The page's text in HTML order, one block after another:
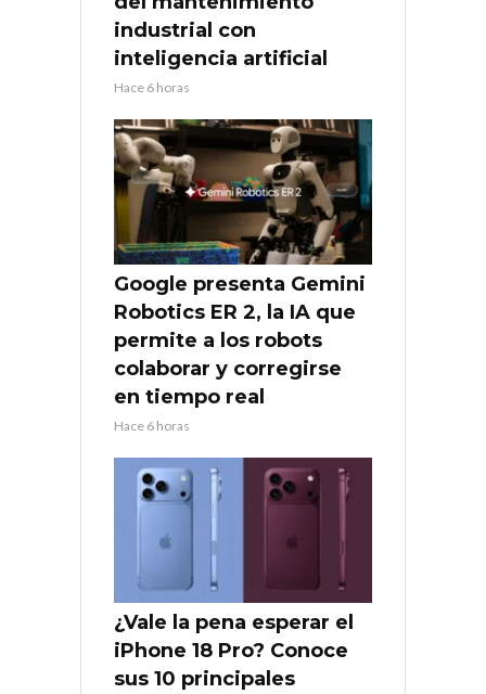
industrial con
inteligencia artificial
Hace 6 horas
Google presenta Gemini
Robotics ER 2, la IA que
permite a los robots
colaborar y corregirse
en tiempo real
Hace 6 horas
¿Vale la pena esperar el
iPhone 18 Pro? Conoce
sus 10 principales